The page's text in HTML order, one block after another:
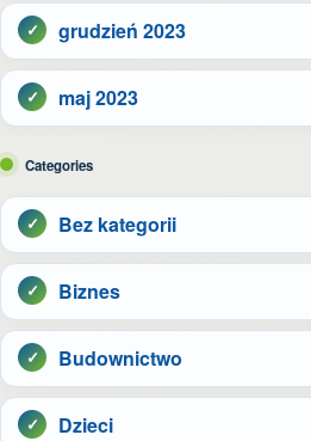
grudzień 2023
maj 2023
Categories
Bez kategorii
Biznes
Budownictwo
Dzieci